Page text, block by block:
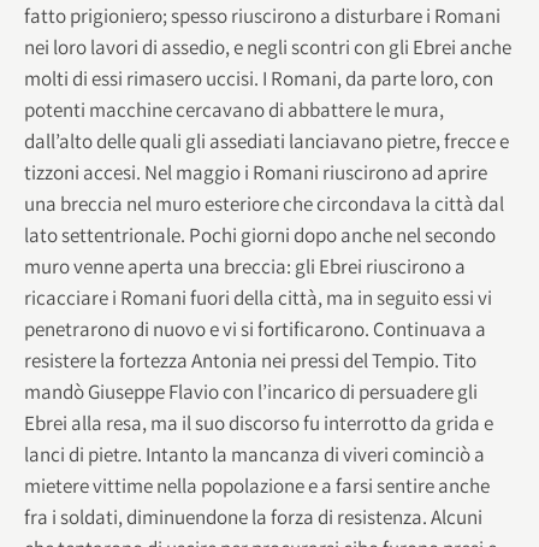
fatto prigioniero; spesso riuscirono a disturbare i Romani
nei loro lavori di assedio, e negli scontri con gli Ebrei anche
molti di essi rimasero uccisi. I Romani, da parte loro, con
potenti macchine cercavano di abbattere le mura,
dall’alto delle quali gli assediati lanciavano pietre, frecce e
tizzoni accesi. Nel maggio i Romani riuscirono ad aprire
una breccia nel muro esteriore che circondava la città dal
lato settentrionale. Pochi giorni dopo anche nel secondo
muro venne aperta una breccia: gli Ebrei riuscirono a
ricacciare i Romani fuori della città, ma in seguito essi vi
penetrarono di nuovo e vi si fortificarono. Continuava a
resistere la fortezza Antonia nei pressi del Tempio. Tito
mandò Giuseppe Flavio con l’incarico di persuadere gli
Ebrei alla resa, ma il suo discorso fu interrotto da grida e
lanci di pietre. Intanto la mancanza di viveri cominciò a
mietere vittime nella popolazione e a farsi sentire anche
fra i soldati, diminuendone la forza di resistenza. Alcuni